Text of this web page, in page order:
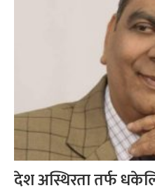
देश अस्थिरता तर्फ